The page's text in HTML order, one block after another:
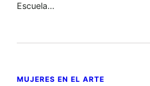
Escuela…
MUJERES EN EL ARTE